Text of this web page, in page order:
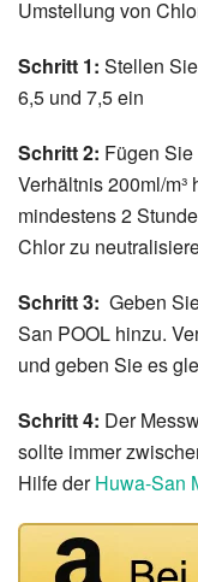
Umstellung von
Schritt 1: Stellen
6,5 und 7,5 ein
Schritt 2: Fügen Sie
Verhältnis 200ml/
mindestens 2
Chlor zu
Schritt 3: Geben
San POOL hinzu.
und geben Sie es
Schritt 4: Der
sollte immer
Hilfe derHuwa-San